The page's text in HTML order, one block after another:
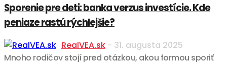
Sporenie pre deti: banka verzus investície. Kde
peniaze rastú rýchlejšie?
RealVEA.sk - 31. augusta 2025
Mnoho rodičov stojí pred otázkou, akou formou sporiť